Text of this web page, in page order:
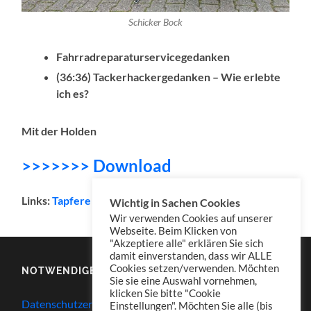
Schicker Bock
Fahrradreparaturservicegedanken
(36:36) Tackerhackergedanken – Wie erlebte
ich es?
Mit der Holden
>>>>>>> Download
Links:Tapfere Tackerhacker
NOTWENDIGES
Datenschutzerklärung
Wichtig in Sachen Cookies
Wir verwenden Cookies auf unserer
Webseite. Beim Klicken von
"Akzeptiere alle" erklären Sie sich
damit einverstanden, dass wir ALLE
Cookies setzen/verwenden. Möchten
Sie sie eine Auswahl vornehmen,
klicken Sie bitte "Cookie
Einstellungen". Möchten Sie alle (bis